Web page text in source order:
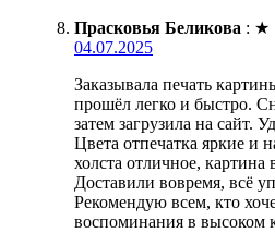
Прасковья Беликова : ★
04.07.2025
Заказывала печать
прошёл легко и быстро.
затем загрузила на сайт.
Цвета отпечатка яркие и
холста отличное, картина
Доставили вовремя, всё
Рекомендую всем, кто
воспоминания в высоком